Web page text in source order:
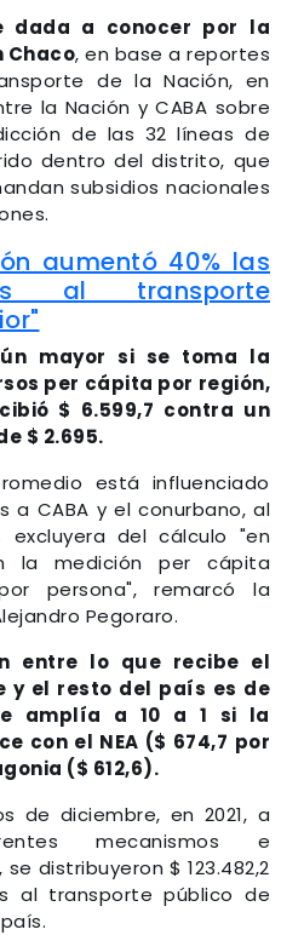
dada a conocer por la
Chaco, en base a reportes
de la Nación, en
la Nación y CABA sobre
de las 32 líneas de
dentro del distrito, que
subsidios nacionales
aumentó 40% las
al transporte
mayor si se toma la
per cápita por región,
$ 6.599,7 contra un
$ 2.695.
está influenciado
a CABA y el conurbano, al
del cálculo "en
la medición per cápita
persona", remarcó la
Pegoraro.
entre lo que recibe el
y el resto del país es de
amplía a 10 a 1 si la
con el NEA ($ 674,7 por
($ 612,6).
de diciembre, en 2021, a
mecanismos e
distribuyeron $ 123.482,2
al transporte público de